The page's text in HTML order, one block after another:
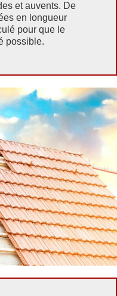
et auvents. De
en longueur
pour que le
possible.